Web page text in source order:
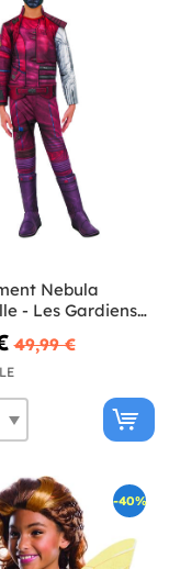
Nebula
- Les Gardiens
Vol. 2
49,99 €
-40%